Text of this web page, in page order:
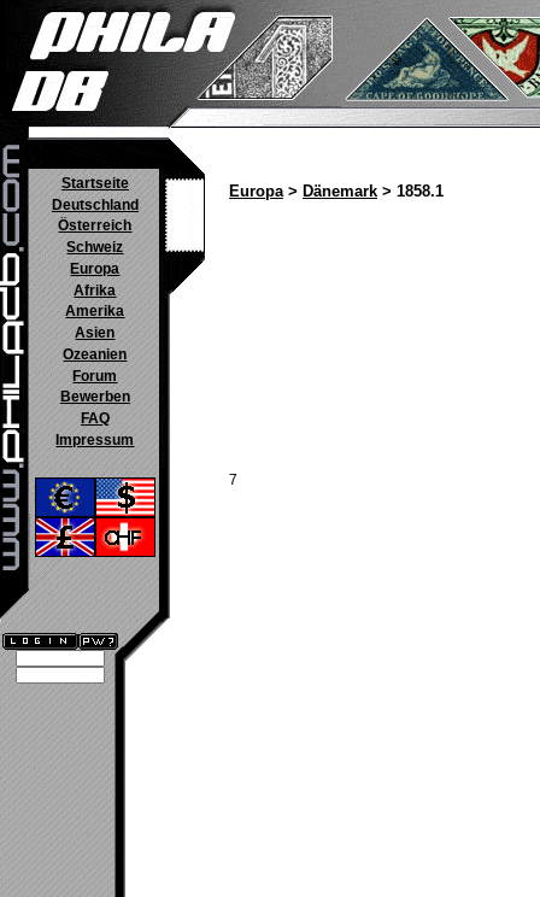
Startseite
Deutschland
Österreich
Schweiz
Europa
Afrika
Amerika
Asien
Ozeanien
Forum
Bewerben
FAQ
Impressum
Europa> Dänemark > 1858.1
7